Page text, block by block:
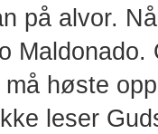
på alvor.
høste
leser